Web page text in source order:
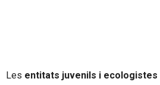
Les entitats juvenils i ecologistes